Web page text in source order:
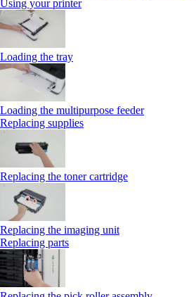
Using your printer
Loading the tray
Loading the multipurpose feeder
Replacing supplies
Replacing the toner cartridge
Replacing the imaging unit
Replacing parts